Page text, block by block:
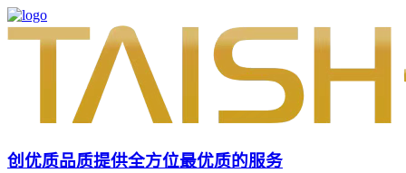
创优质品质提供全方位最优质的服务